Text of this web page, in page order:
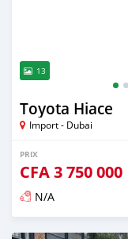
13
Toyota Hiace
Import - Dubai
PRIX
CFA3 750 000
N/A
Publié il y a environ 4